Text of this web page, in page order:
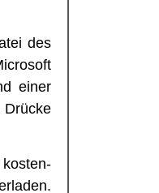
des
einer
Drü­cke
kos­ten­